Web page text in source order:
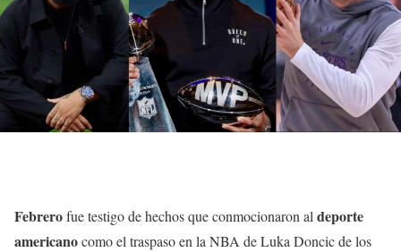
Febrerofue testigo de hechos que conmocionaron al deporte
americanocomo el traspaso en la NBA de Luka Doncic de los